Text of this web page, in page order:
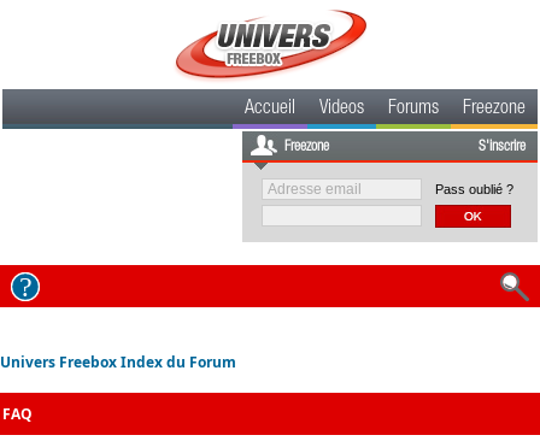
Accueil Videos Forums Freezone
Freezone S'inscrire
Pass oublié ?
Univers Freebox Index du Forum
FAQ